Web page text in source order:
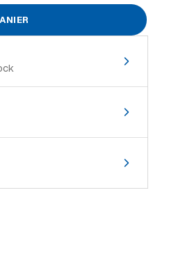
GRIS METALLISE
Rupture
Rupture